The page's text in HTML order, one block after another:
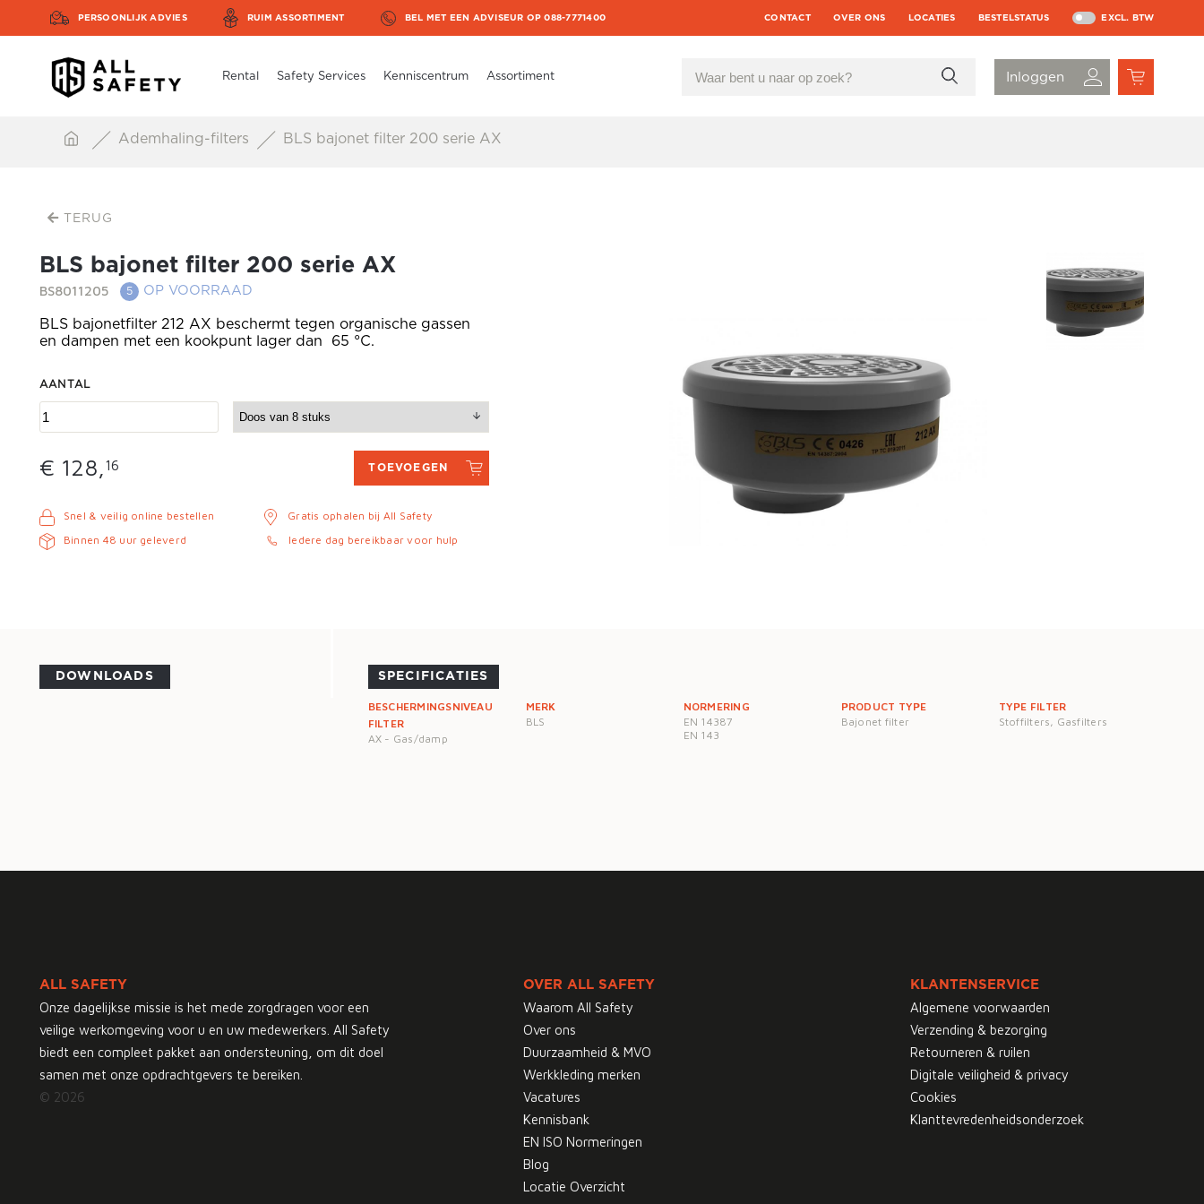
PERSOONLIJK ADVIES RUIM ASSORTIMENT BEL MET EEN ADVISEUR OP 088-7771400 CONTACT OVER ONS LOCATIES BESTELSTATUS EXCL. BTW
Rental Safety Services Kenniscentrum Assortiment
Ademhaling-filters BLS bajonet filter 200 serie AX
TERUG
BLS bajonet filter 200 serie AX
BS8011205 5 OP VOORRAAD
BLS bajonetfilter 212 AX beschermt tegen organische gassen
en dampen met een kookpunt lager dan 65 °C.
AANTAL
€ 128,16 TOEVOEGEN
Snel & veilig online bestellen
Binnen 48 uur geleverd
Gratis ophalen bij All Safety
Iedere dag bereikbaar voor hulp
DOWNLOADS SPECIFICATIES
BESCHERMINGSNIVEAU
FILTER
AX - Gas/damp
MERK
BLS
NORMERING
EN 14387
EN 143
PRODUCT TYPE
Bajonet filter
TYPE FILTER
Stoffilters, Gasfilters
ALL SAFETY
Onze dagelijkse missie is het mede zorgdragen voor een
veilige werkomgeving voor u en uw medewerkers. All Safety
biedt een compleet pakket aan ondersteuning, om dit doel
samen met onze opdrachtgevers te bereiken.
© 2026
OVER ALL SAFETY
Waarom All Safety
Over ons
Duurzaamheid & MVO
Werkkleding merken
Vacatures
Kennisbank
EN ISO Normeringen
Blog
Locatie Overzicht
KLANTENSERVICE
Algemene voorwaarden
Verzending & bezorging
Retourneren & ruilen
Digitale veiligheid & privacy
Cookies
Klanttevredenheidsonderzoek